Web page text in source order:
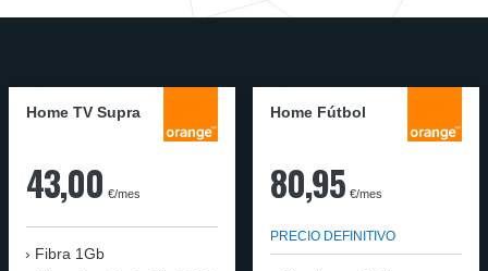
Home TV Supra
43,00 €/mes
Fibra 1Gb
Home Fútbol
80,95 €/mes
PRECIO DEFINITIVO